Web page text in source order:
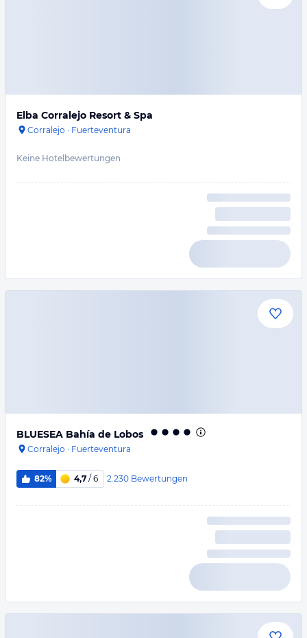
Elba Corralejo Resort & Spa
Corralejo · Fuerteventura
Keine Hotelbewertungen
BLUESEA Bahía de Lobos
Corralejo · Fuerteventura
82% 4,7 / 6 2.230 Bewertungen